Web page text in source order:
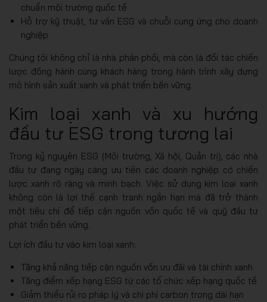
chuẩn môi trường quốc tế
Hỗ trợ kỹ thuật, tư vấn ESG và chuỗi cung ứng cho doanh
nghiệp
Chúng tôi không chỉ là nhà phân phối, mà còn là đối tác chiến
lược đồng hành cùng khách hàng trong hành trình xây dựng
mô hình sản xuất xanh và phát triển bền vững.
Kim loại xanh và xu hướng
đầu tư ESG trong tương lai
Trong kỷ nguyên ESG (Môi trường, Xã hội, Quản trị), các nhà
đầu tư đang ngày càng ưu tiên các doanh nghiệp có chiến
lược xanh rõ ràng và minh bạch. Việc sử dụng kim loại xanh
không còn là lợi thế cạnh tranh ngắn hạn mà đã trở thành
một tiêu chí để tiếp cận nguồn vốn quốc tế và quỹ đầu tư
phát triển bền vững.
Lợi ích đầu tư vào kim loại xanh:
Tăng khả năng tiếp cận nguồn vốn ưu đãi và tài chính xanh
Tăng điểm xếp hạng ESG từ các tổ chức xếp hạng quốc tế
Giảm thiểu rủi ro pháp lý và chi phí carbon trong dài hạn